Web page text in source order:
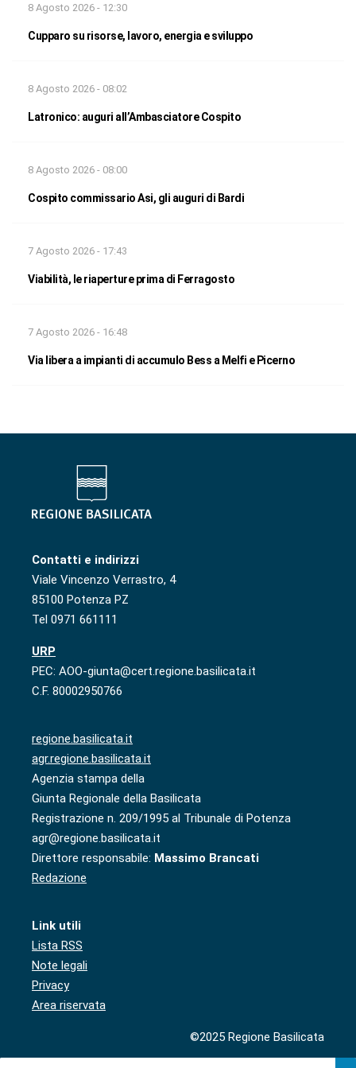
8 Agosto 2026 - 12:30
Cupparo su risorse, lavoro, energia e sviluppo
8 Agosto 2026 - 08:02
Latronico: auguri all’Ambasciatore Cospito
8 Agosto 2026 - 08:00
Cospito commissario Asi, gli auguri di Bardi
7 Agosto 2026 - 17:43
Viabilità, le riaperture prima di Ferragosto
7 Agosto 2026 - 16:48
Via libera a impianti di accumulo Bess a Melfi e Picerno
Contatti e indirizzi
Viale Vincenzo Verrastro, 4
85100 Potenza PZ
Tel 0971 661111
URP
PEC: AOO-giunta@cert.regione.basilicata.it
C.F. 80002950766
regione.basilicata.it
agr.regione.basilicata.it
Agenzia stampa della
Giunta Regionale della Basilicata
Registrazione n. 209/1995 al Tribunale di Potenza
agr@regione.basilicata.it
Direttore responsabile: Massimo Brancati
Redazione
Link utili
Lista RSS
Note legali
Privacy
Area riservata
©2025 Regione Basilicata